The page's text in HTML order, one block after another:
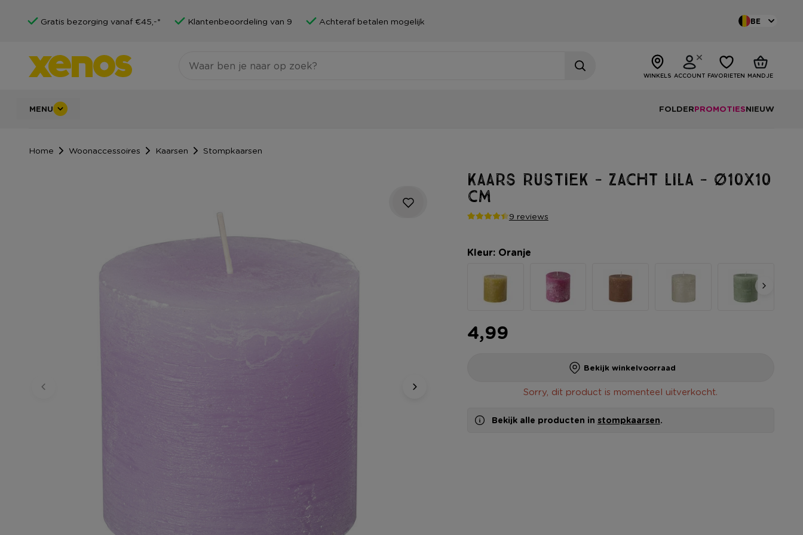
Gratis bezorging vanaf €45,-* Klantenbeoordeling van 9 Achteraf betalen mogelijk BE
WINKELS ACCOUNT FAVORIETEN MANDJE
MENU FOLDERPROMOTIESNIEUW
Home Woonaccessoires Kaarsen Stompkaarsen
Kaars rustiek - zacht lila - ø10x10
cm
9 reviews
Kleur: Oranje
4,99
Bekijk winkelvoorraad
Sorry, dit product is momenteel uitverkocht.
Bekijk alle producten in stompkaarsen.